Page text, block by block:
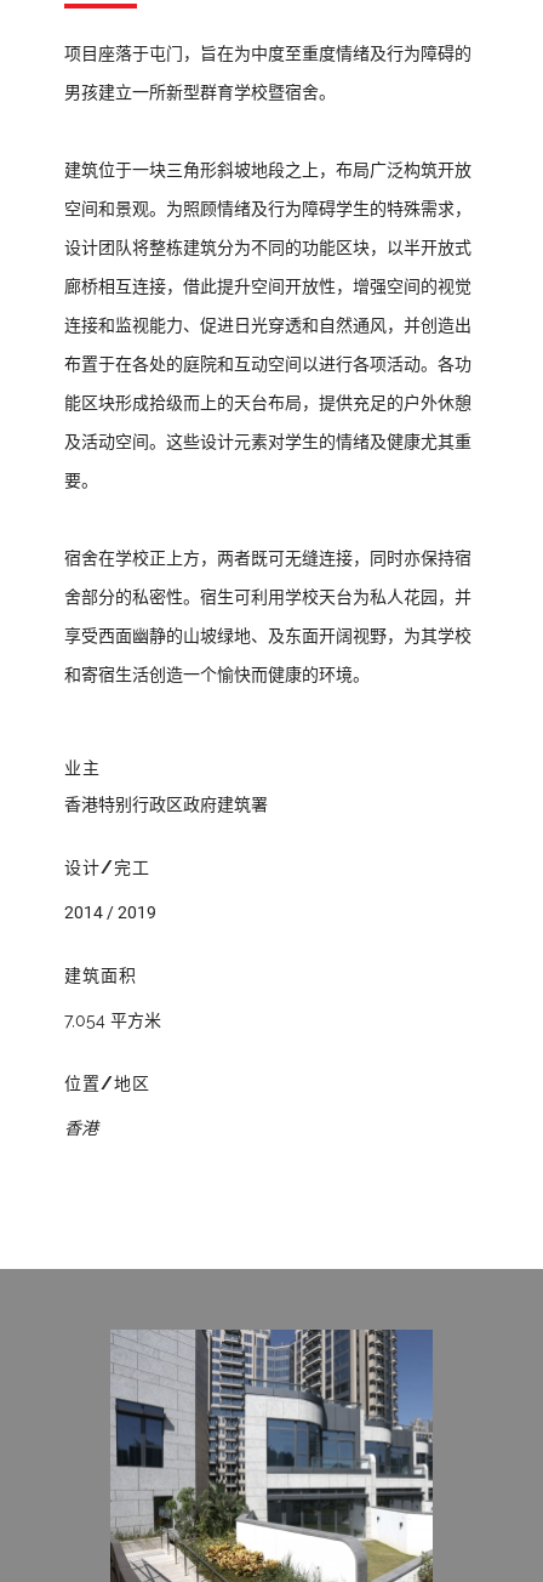
项目座落于屯门，旨在为中度至重度情绪及行为障碍的
男孩建立一所新型群育学校暨宿舍。
建筑位于一块三角形斜坡地段之上，布局广泛构筑开放
空间和景观。为照顾情绪及行为障碍学生的特殊需求，
设计团队将整栋建筑分为不同的功能区块，以半开放式
廊桥相互连接，借此提升空间开放性，增强空间的视觉
连接和监视能力、促进日光穿透和自然通风，并创造出
布置于在各处的庭院和互动空间以进行各项活动。各功
能区块形成拾级而上的天台布局，提供充足的户外休憩
及活动空间。这些设计元素对学生的情绪及健康尤其重
要。
宿舍在学校正上方，两者既可无缝连接，同时亦保持宿
舍部分的私密性。宿生可利用学校天台为私人花园，并
享受西面幽静的山坡绿地、及东面开阔视野，为其学校
和寄宿生活创造一个愉快而健康的环境。
业主
香港特别行政区政府建筑署
设计/完工
2014 / 2019
建筑面积
7,054 平方米
位置/地区
香港